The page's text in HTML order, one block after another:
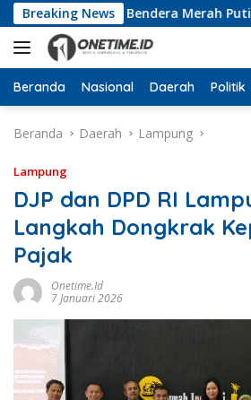
Langsung
ke
konten
Breaking News
10 Ribu Bendera Merah Putih ke
Beranda Nasional Daerah Politik
Beranda Daerah Lampung
Lampung
DJP dan DPD RI
Langkah Dongkrak
Pajak
Onetime.id
7 Januari 2026